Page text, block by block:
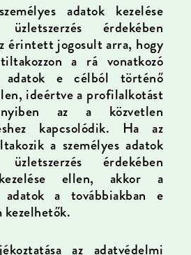
adatok kezelése
üzletszerzés érdekében
érintett jogosult arra, hogy
a rá vonatkozó
adatok e célból történő
ideértve a profilalkotást
az a közvetlen
kapcsolódik. Ha az
a személyes adatok
üzletszerzés érdekében
ellen, akkor a
adatok a továbbiakban e
kezelhetők.
az adatvédelmi